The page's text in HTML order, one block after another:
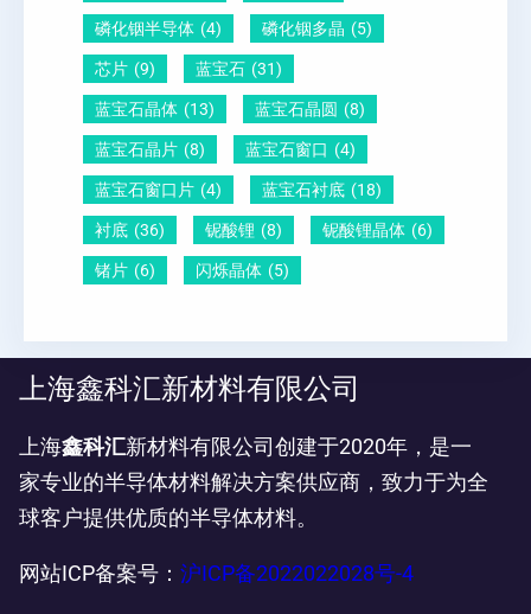
磷化铟半导体 (4) 磷化铟多晶 (5)
芯片 (9) 蓝宝石 (31)
蓝宝石晶体 (13) 蓝宝石晶圆 (8)
蓝宝石晶片 (8) 蓝宝石窗口 (4)
蓝宝石窗口片 (4) 蓝宝石衬底 (18)
衬底 (36) 铌酸锂 (8) 铌酸锂晶体 (6)
锗片 (6) 闪烁晶体 (5)
上海鑫科汇新材料有限公司
上海鑫科汇新材料有限公司创建于2020年，是一
家专业的半导体材料解决方案供应商，致力于为全
球客户提供优质的半导体材料。
网站ICP备案号： 沪ICP备2022022028号-4